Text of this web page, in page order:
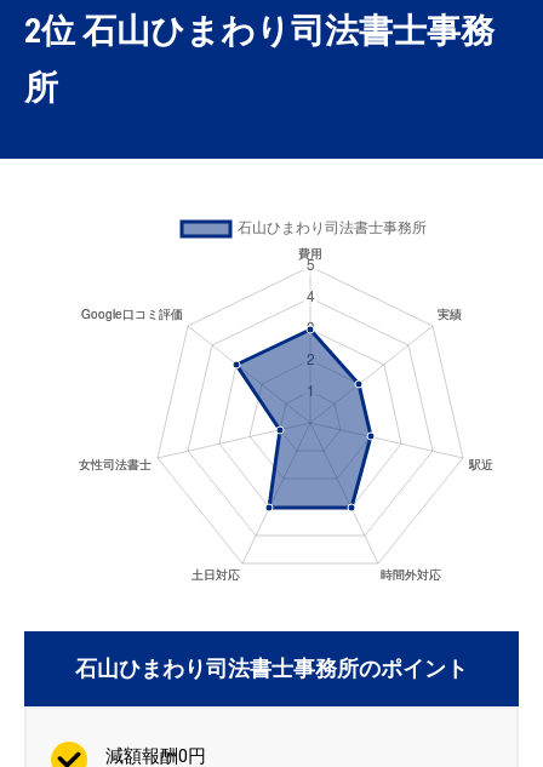
2位 石山ひまわり司法書士事務
所
石山ひまわり司法書士事務所のポイント
減額報酬0円